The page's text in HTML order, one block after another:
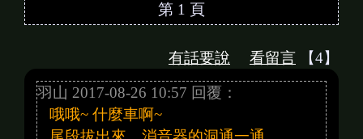
第 1 頁
有話要說 看留言 【4】
羽山 2017-08-26 10:57 回覆：
哦哦~ 什麼車啊~